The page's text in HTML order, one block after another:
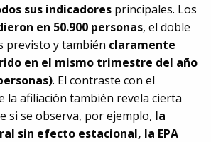
sus indicadores principales. Los
en 50.900 personas, el doble
previsto y también claramente
en el mismo trimestre del año
. El contraste con el
la afiliación también revela cierta
si se observa, por ejemplo, la
sin efecto estacional, la EPA